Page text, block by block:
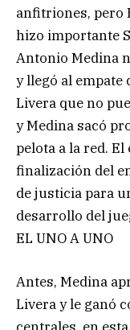
anfitriones, pero
hizo importante
Antonio Medina
y llegó al empate
Livera que no
y Medina sacó
pelota a la red.
finalización del
de justicia para
desarrollo del
EL UNO A UNO
Antes, Medina
Livera y le ganó